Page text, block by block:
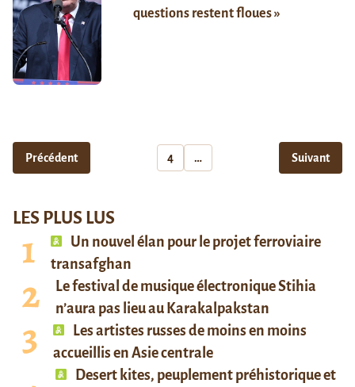
questions restent floues »
Précédent 4 … Suivant
LES PLUS LUS
Un nouvel élan pour le projet ferroviaire
transafghan
Le festival de musique électronique Stihia
n’aura pas lieu au Karakalpakstan
Les artistes russes de moins en moins
accueillis en Asie centrale
Desert kites, peuplement préhistorique et